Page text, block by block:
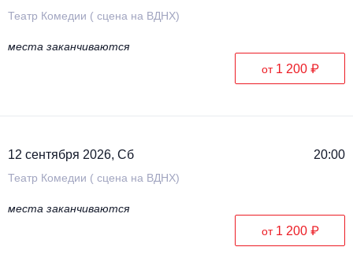
Театр Комедии ( сцена на ВДНХ)
места заканчиваются
от 1 200 ₽
12 сентября 2026, Сб 20:00
Театр Комедии ( сцена на ВДНХ)
места заканчиваются
от 1 200 ₽